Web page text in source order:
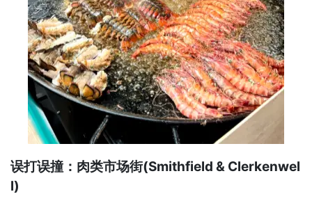
误打误撞：肉类市场街(Smithfield & Clerkenwel
l)